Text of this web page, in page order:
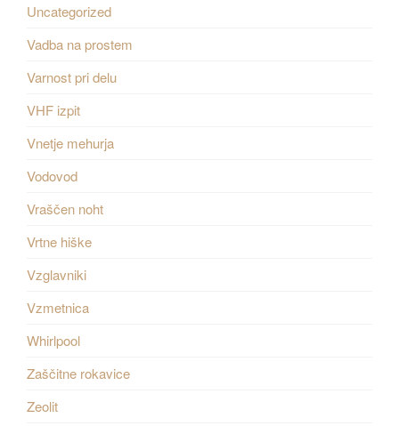
Uncategorized
Vadba na prostem
Varnost pri delu
VHF izpit
Vnetje mehurja
Vodovod
Vraščen noht
Vrtne hiške
Vzglavniki
Vzmetnica
Whirlpool
Zaščitne rokavice
Zeolit